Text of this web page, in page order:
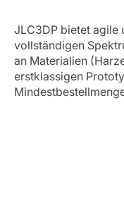
JLC3DP bietet agile
vollständigen
an Materialien
erstklassigen